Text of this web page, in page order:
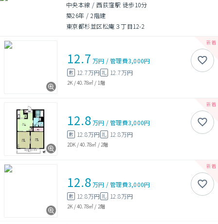
中央本線 / 西荻窪駅 徒歩10分
築26年 /2階建
東京都杉並区松庵３丁目12-2
12.7 万円 /管理費3,000円
敷 12.7万円 礼 12.7万円
2K /40.78㎡ / 1階
12.8万円 /管理費3,000円
敷 12.8万円 礼 12.8万円
2DK /40.78㎡ / 2階
12.8万円 /管理費3,000円
敷 12.8万円 礼 12.8万円
2K /40.78㎡ / 2階